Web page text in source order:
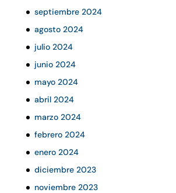
septiembre 2024
agosto 2024
julio 2024
junio 2024
mayo 2024
abril 2024
marzo 2024
febrero 2024
enero 2024
diciembre 2023
noviembre 2023